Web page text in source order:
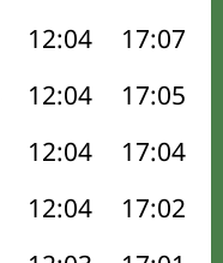
12:04 17:07
12:04 17:05
12:04 17:04
12:04 17:02